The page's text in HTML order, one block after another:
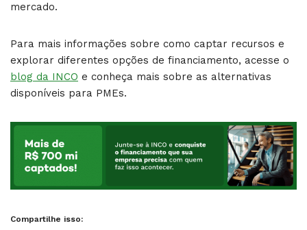
mercado.
Para mais informações sobre como captar recursos e
explorar diferentes opções de financiamento, acesse o
blog da INCO e conheça mais sobre as alternativas
disponíveis para PMEs.
Compartilhe isso: